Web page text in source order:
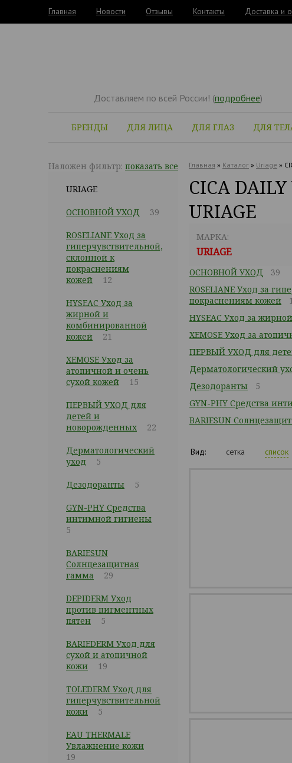
Главная Новости Отзывы Контакты Доставка и
Доставляем по всей России! (подробнее)
БРЕНДЫ ДЛЯ ЛИЦА ДЛЯ ГЛАЗ ДЛЯ
Наложен фильтр: показать все
URIAGE
ОСНОВНОЙ УХОД 39
ROSELIANE Уход за
гиперчувствительной,
склонной к
покраснениям
кожей
12
HYSEAC Уход за
жирной и
комбинированной
кожей
21
XEMOSE Уход за
атопичной и очень
сухой кожей
15
ПЕРВЫЙ УХОД для
детей и
новорожденных
22
Дерматологический
уход
5
Дезодоранты 5
GYN-PHY Средства
интимной гигиены
5
BARIESUN
Солнцезащитная
гамма
29
DEPIDERM Уход
против пигментных
пятен
5
BARIEDERM Уход для
сухой и атопичной
кожи
19
TOLEDERM Уход для
гиперчувствительной
кожи
5
EAU THERMALE
Увлажнение кожи
19
Главная » Каталог » Uriage »
CICA
URIAGE
МАРКА:
URIAGE
ОСНОВНОЙ УХОД
39
ROSELIANE Уход за
покраснениям кожей
HYSEAC Уход за
XEMOSE Уход за
ПЕРВЫЙ УХОД для
Дерматологический
Дезодоранты
5
GYN-PHY Средства
BARIESUN
Вид: сетка список